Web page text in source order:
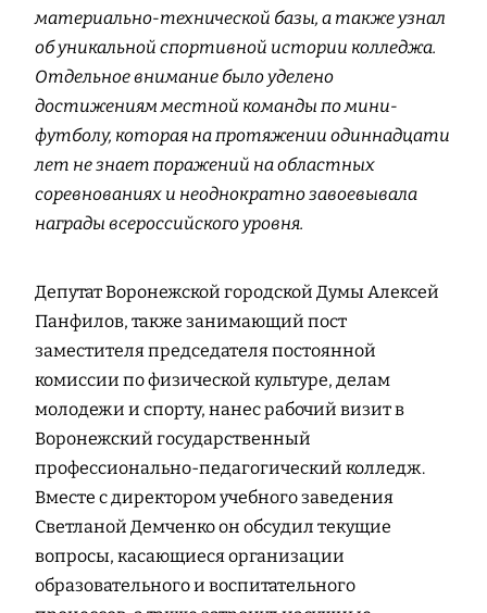
материально-технической базы, а также узнал
об уникальной спортивной истории колледжа.
Отдельное внимание было уделено
достижениям местной команды по мини-
футболу, которая на протяжении одиннадцати
лет не знает поражений на областных
соревнованиях и неоднократно завоевывала
награды всероссийского уровня.
Депутат Воронежской городской Думы Алексей
Панфилов, также занимающий пост
заместителя председателя постоянной
комиссии по физической культуре, делам
молодежи и спорту, нанес рабочий визит в
Воронежский государственный
профессионально-педагогический колледж.
Вместе с директором учебного заведения
Светланой Демченко он обсудил текущие
вопросы, касающиеся организации
образовательного и воспитательного